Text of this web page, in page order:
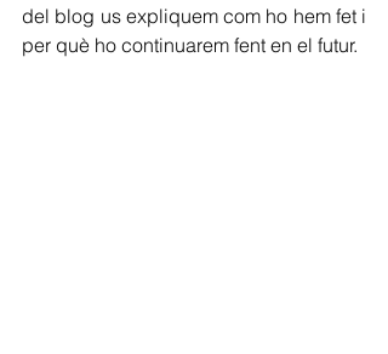
del blog us expliquem com ho hem fet i
per què ho continuarem fent en el futur.